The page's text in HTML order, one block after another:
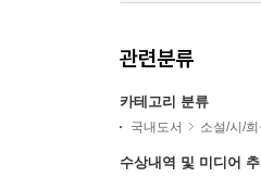
관련분류
카테고리 분류
국내도서 소설/시/희
수상내역 및 미디어